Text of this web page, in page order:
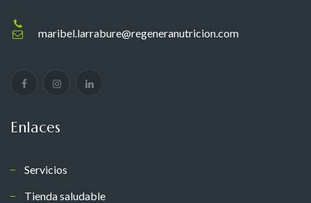
maribel.larrabure@regeneranutricion.com
Enlaces
Servicios
Tienda saludable